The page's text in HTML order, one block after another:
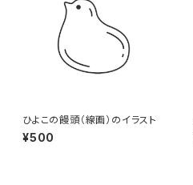
ひよこの饅頭（線画）のイラスト
¥500